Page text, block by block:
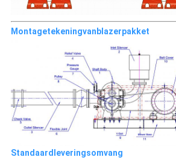
Montagetekeningvanblazerpakket
Standaardleveringsomvang